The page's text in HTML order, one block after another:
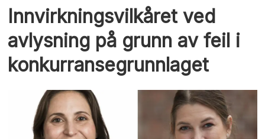
Innvirkningsvilkåret ved
avlysning på grunn av feil i
konkurransegrunnlaget